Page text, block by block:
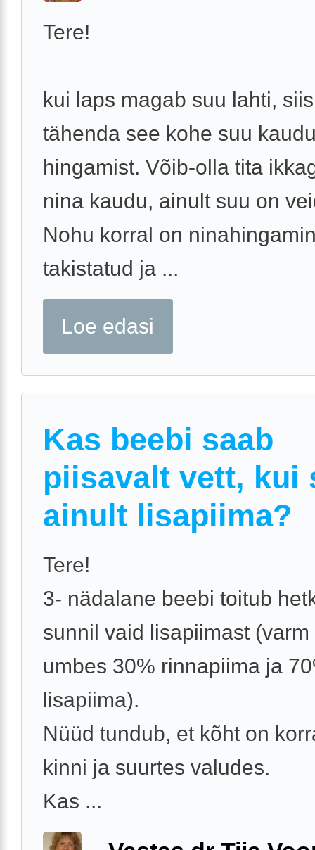
Tere!
kui laps magab suu lahti,
tähenda see kohe suu
hingamist. Võib-olla tita
nina kaudu, ainult suu on
Nohu korral on
takistatud ja ...
Loe edasi
Kas beebi saab
piisavalt vett, kui
ainult lisapiima?
Tere!
3- nädalane beebi toitub
sunnil vaid lisapiimast (varm
umbes 30% rinnapiima ja
lisapiima).
Nüüd tundub, et kõht on
kinni ja suurtes valudes.
Kas ...